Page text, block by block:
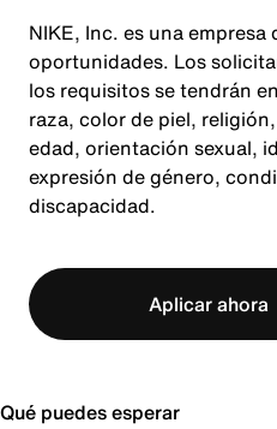
NIKE, Inc. es una
oportunidades. Los
los requisitos se tendrán
raza, color de piel,
edad, orientación sexual,
expresión de género,
discapacidad.
Aplicar ahora
Qué puedes esperar